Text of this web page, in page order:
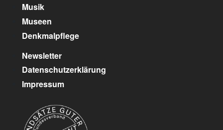
Musik
Museen
Denkmalpflege
Newsletter
Datenschutzerklärung
Impressum